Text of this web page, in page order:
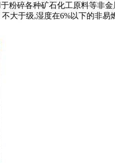
粉碎各种矿石化工原料等非
大于级,湿度在6%以下的非易